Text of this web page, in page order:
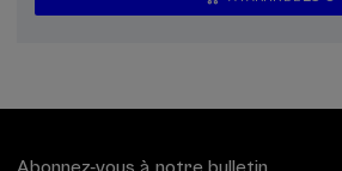
...Dernières
places
Gratuit
Date
passée
Liste
d'attente
Période
d'inscription